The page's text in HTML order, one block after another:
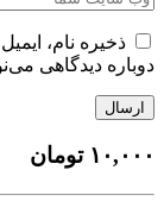
ذخیره نام،
دوباره دیدگاهی
ارسال
۱۰,۰۰۰ تومان